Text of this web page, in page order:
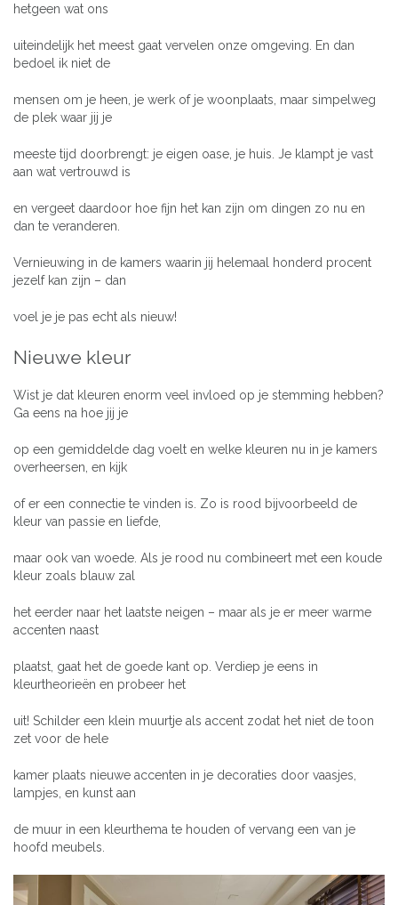
hetgeen wat ons
uiteindelijk het meest gaat vervelen onze omgeving. En dan
bedoel ik niet de
mensen om je heen, je werk of je woonplaats, maar simpelweg
de plek waar jij je
meeste tijd doorbrengt: je eigen oase, je huis. Je klampt je vast
aan wat vertrouwd is
en vergeet daardoor hoe fijn het kan zijn om dingen zo nu en
dan te veranderen.
Vernieuwing in de kamers waarin jij helemaal honderd procent
jezelf kan zijn – dan
voel je je pas echt als nieuw!
Nieuwe kleur
Wist je dat kleuren enorm veel invloed op je stemming hebben?
Ga eens na hoe jij je
op een gemiddelde dag voelt en welke kleuren nu in je kamers
overheersen, en kijk
of er een connectie te vinden is. Zo is rood bijvoorbeeld de
kleur van passie en liefde,
maar ook van woede. Als je rood nu combineert met een koude
kleur zoals blauw zal
het eerder naar het laatste neigen – maar als je er meer warme
accenten naast
plaatst, gaat het de goede kant op. Verdiep je eens in
kleurtheorieën en probeer het
uit! Schilder een klein muurtje als accent zodat het niet de toon
zet voor de hele
kamer plaats nieuwe accenten in je decoraties door vaasjes,
lampjes, en kunst aan
de muur in een kleurthema te houden of vervang een van je
hoofd meubels.